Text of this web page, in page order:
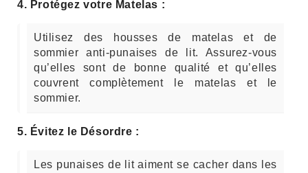
4. Protégez votre Matelas :
Utilisez des housses de matelas et de
sommier anti-punaises de lit. Assurez-vous
qu’elles sont de bonne qualité et qu’elles
couvrent complètement le matelas et le
sommier.
5. Évitez le Désordre :
Les punaises de lit aiment se cacher dans les